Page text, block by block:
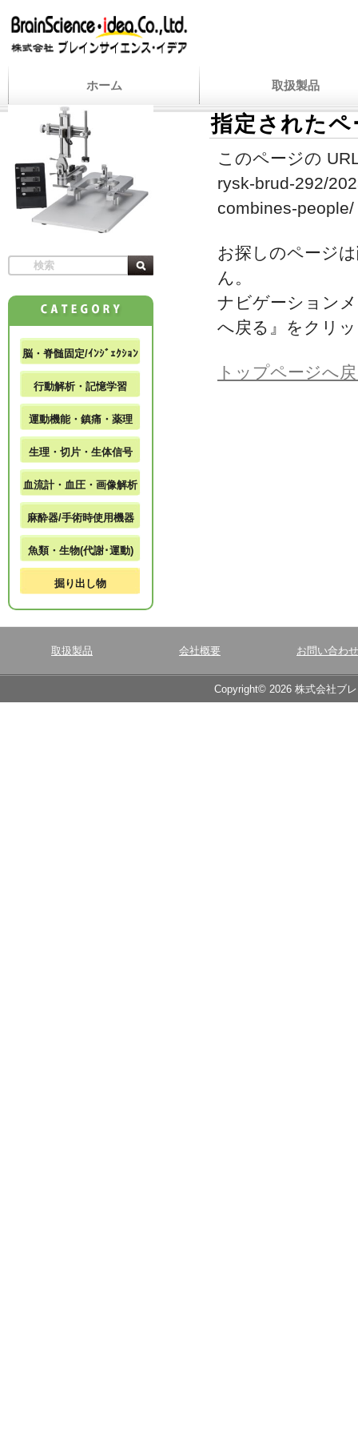
ホーム 取扱製品
指定された
このページの
rysk-brud-292/
combines-people/
お探しのページ
ん。
ナビゲーション
へ戻る』をクリ
トップページへ
脳・脊髄固定/ｲﾝｼﾞｪｸｼｮﾝ
行動解析・記憶学習
運動機能・鎮痛・薬理
生理・切片・生体信号
血流計・血圧・画像解析
麻酔器/手術時使用機器
魚類・生物(代謝･運動)
掘り出し物
取扱製品 会社概要 お問い合わせ
Copyright© 2026 株式会社ブ